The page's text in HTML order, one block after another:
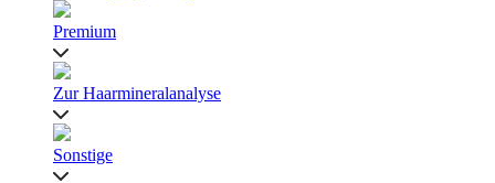
Premium
Zur Haarmineralanalyse
Sonstige